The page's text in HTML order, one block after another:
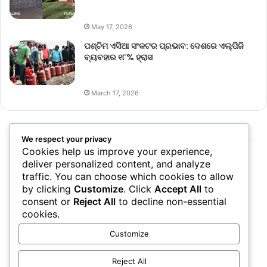
May 17, 2026
ପଶ୍ଚିମ ଏସିଆ ସଂକଟର ପ୍ରଭାବ: ଦେଶରେ ଏଲ୍‌ପିଜି
ବ୍ୟବହାର ୧୮% ହ୍ରାସ
March 17, 2026
We respect your privacy
Cookies help us improve your experience,
deliver personalized content, and analyze
traffic. You can choose which cookies to allow
by clicking Customize. Click Accept All to
consent or Reject All to decline non-essential
cookies.
Customize
Reject All